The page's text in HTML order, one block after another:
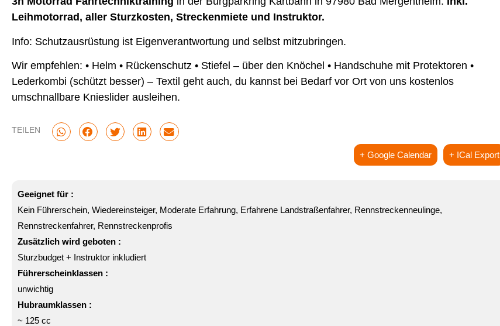
Leihmotorrad, aller Sturzkosten, Streckenmiete und Instruktor.
Info: Schutzausrüstung ist Eigenverantwortung und selbst mitzubringen.
Wir empfehlen: • Helm • Rückenschutz • Stiefel – über den Knöchel • Handschuhe mit Protektoren •
Lederkombi (schützt besser) – Textil geht auch, du kannst bei Bedarf vor Ort von uns kostenlos
umschnallbare Knieslider ausleihen.
TEILEN
+ Google Calendar + ICal Export
Geeignet für :
Kein Führerschein, Wiedereinsteiger, Moderate Erfahrung, Erfahrene Landstraßenfahrer, Rennstreckenneulinge,
Rennstreckenfahrer, Rennstreckenprofis
Zusätzlich wird geboten :
Sturzbudget + Instruktor inkludiert
Führerscheinklassen :
unwichtig
Hubraumklassen :
~ 125 cc